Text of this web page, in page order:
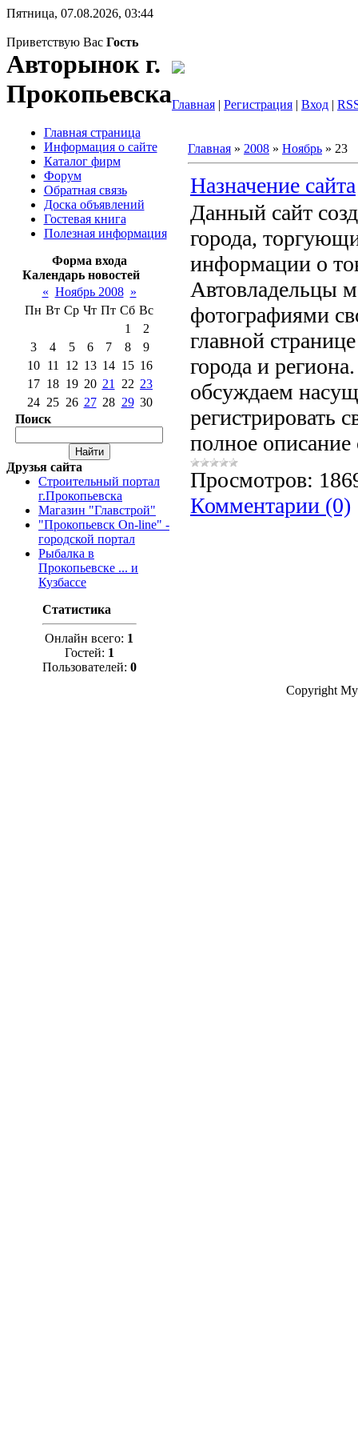
Пятница, 07.08.2026, 03:44
Приветствую Вас Гость
Авторынок г.
ПрокопьевскаГлавная | Регистрация | Вход |
Главная страница
Информация о сайте
Каталог фирм
Форум
Обратная связь
Доска объявлений
Гостевая книга
Полезная информация
Форма входа
Календарь новостей
« Ноябрь 2008 »
Пн Вт Ср Чт Пт Сб Вс
1
2
3
4 5 6 7 8
9
10
11 12 13 14 15 16
17 18 19 20 21 22 23
24 25 26 27 28 29 30
Поиск
Друзья сайта
Строительный портал
г.Прокопьевска
Магазин "Главстрой"
"Прокопьевск On-line" -
городской портал
Рыбалка в
Прокопьевске ... и
Кузбассе
Статистика
Онлайн всего: 1
Гостей: 1
Пользователей: 0
Главная » 2008 » Ноябрь » 23
Назначение сайта
Данный сайт
города,
информации о
Автовладельцы
фотографиями
главной
города и
обсуждаем
регистрировать
полное
Просмотров:
Комментарии (0)
Copyright